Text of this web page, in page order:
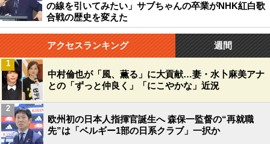
の線を引いてみたい」サブちゃんの卒業がNHK紅白歌
合戦の歴史を変えた
アクセスランキング 週間
中村倫也が「風、薫る」に大貢献…妻・水卜麻美アナ
との「ずっと仲良く」「にこやかな」近況
1
欧州初の日本人指揮官誕生へ 森保一監督の“再就職
先”は「ベルギー1部の日系クラブ」一択か
2